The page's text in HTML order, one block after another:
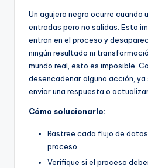
Un agujero negro ocurre cuando
entradas pero no salidas. Esto
entran en el proceso y
ningún resultado ni
mundo real, esto es imposible.
desencadenar alguna acción,
enviar una respuesta o
Cómo solucionarlo:
Rastree cada flujo de
proceso.
Verifique si el proceso